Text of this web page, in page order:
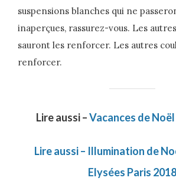
suspensions blanches qui ne
inaperçues, rassurez-vous. Les
sauront les renforcer. Les autres
renforcer.
Lire aussi –Vacances de
Lire aussi – Illumination de
Elysées Paris 2018